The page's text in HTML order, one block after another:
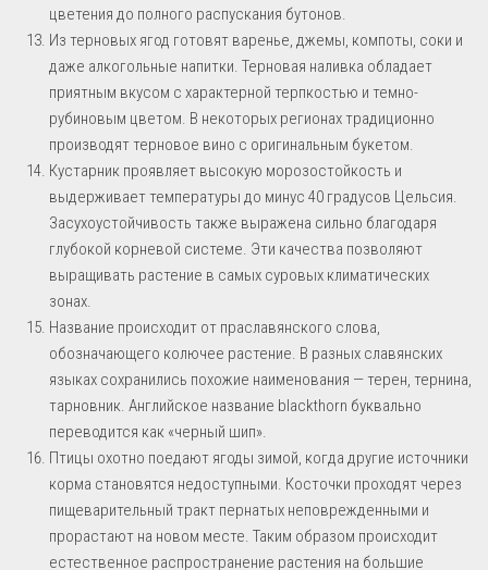
цветения до полного распускания бутонов.
Из терновых ягод готовят варенье, джемы, компоты, соки и
даже алкогольные напитки. Терновая наливка обладает
приятным вкусом с характерной терпкостью и темно-
рубиновым цветом. В некоторых регионах традиционно
производят терновое вино с оригинальным букетом.
Кустарник проявляет высокую морозостойкость и
выдерживает температуры до минус 40 градусов Цельсия.
Засухоустойчивость также выражена сильно благодаря
глубокой корневой системе. Эти качества позволяют
выращивать растение в самых суровых климатических
зонах.
Название происходит от праславянского слова,
обозначающего колючее растение. В разных славянских
языках сохранились похожие наименования — терен, тернина,
тарновник. Английское название blackthorn буквально
переводится как «черный шип».
Птицы охотно поедают ягоды зимой, когда другие источники
корма становятся недоступными. Косточки проходят через
пищеварительный тракт пернатых неповрежденными и
прорастают на новом месте. Таким образом происходит
естественное распространение растения на большие